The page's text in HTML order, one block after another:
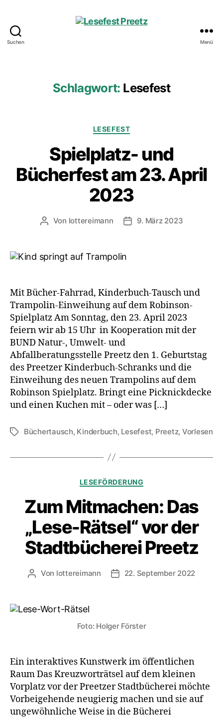
Suchen Menü
Schlagwort: Lesefest
Kategorien
LESEFEST
Spielplatz- und
Bücherfest am 23. April
2023
Beitragsautor
Von lottereimann Veröffentlichungsdatum
9. März 2023
Mit Bücher-Fahrrad, Kinderbuch-Tausch und
Trampolin-Einweihung auf dem Robinson-
Spielplatz Am Sonntag, den 23. April 2023
feiern wir ab 15 Uhr in Kooperation mit der
BUND Natur-, Umwelt- und
Abfallberatungsstelle Preetz den 1. Geburtstag
des Preetzer Kinderbuch-Schranks und die
Einweihung des neuen Trampolins auf dem
Robinson Spielplatz. Bringt eine Picknickdecke
und einen Kuchen mit – oder was […]
Schlagwörter
Büchertausch, Kinderbuch, Lesefest, Preetz, Vorlesen
Kategorien
LESEFÖRDERUNG
Zum Mitmachen: Das
„Lese-Rätsel“ vor der
Stadtbücherei Preetz
Beitragsautor
Von lottereimann Veröffentlichungsdatum
22. September 2022
Foto: Holger Förster
Ein interaktives Kunstwerk im öffentlichen
Raum Das Kreuzworträtsel auf dem kleinen
Vorplatz vor der Preetzer Stadtbücherei möchte
Vorbeigehende neugierig machen und sie auf
ungewöhnliche Weise in die Bücherei